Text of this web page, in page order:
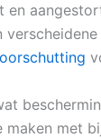
en
met